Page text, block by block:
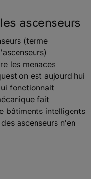
ascenseurs
(terme
les menaces
est aujourd'hui
fonctionnait
fait
bâtiments intelligents
ascenseurs n'en